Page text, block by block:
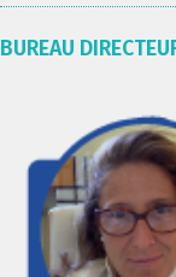
BUREAU